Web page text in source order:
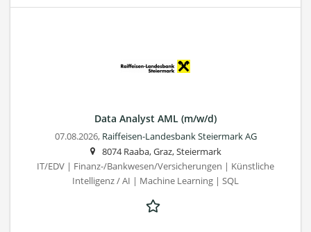
Data Analyst AML (m/w/d)
07.08.2026, Raiffeisen-Landesbank Steiermark AG
8074 Raaba, Graz, Steiermark
IT/EDV | Finanz-/Bankwesen/Versicherungen | Künstliche
Intelligenz / AI | Machine Learning | SQL